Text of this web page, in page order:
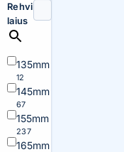
Rehvi
laius
135mm
12
145mm
67
155mm
237
165mm